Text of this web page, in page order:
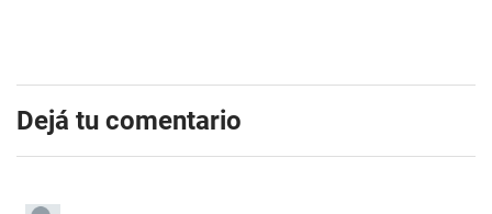
Dejá tu comentario